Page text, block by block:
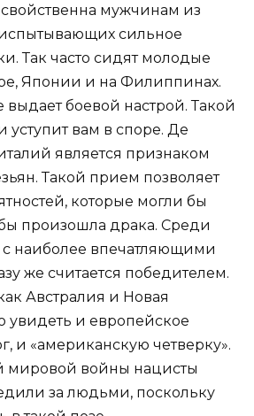
свойственна мужчинам из
сильное
Так часто сидят молодые
Японии и на Филиппинах.
выдает боевой настрой. Такой
вам в споре. Де
является признаком
Такой прием позволяет
которые могли бы
произошла драка. Среди
наиболее впечатляющими
же считается победителем.
Австралия и Новая
увидеть и европейское
и «американскую четверку».
мировой войны нацисты
за людьми, поскольку